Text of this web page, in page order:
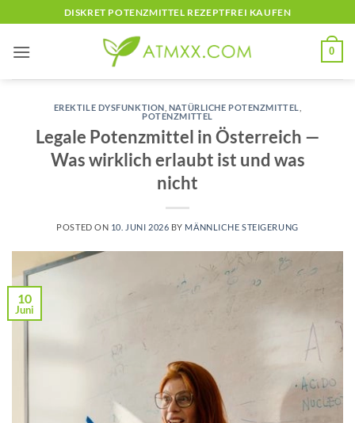
to
content
DISKRET POTENZMITTEL REZEPTFREI KAUFEN
0
EREKTILE DYSFUNKTION NATÜRLICHE POTENZMITTEL
POTENZMITTEL
Legale Potenzmittel in Österreich —
Was wirklich erlaubt ist und was
nicht
POSTED ON 10. JUNI 2026 BY MÄNNLICHE STEIGERUNG
10
Juni